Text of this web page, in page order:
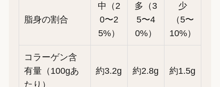
脂身の割合
中（2
0〜2
5%）
多（3
5〜4
0%）
少
（5〜
10%）
コラーゲン含
有量（100gあ
たり）
約3.2g 約2.8g 約1.5g